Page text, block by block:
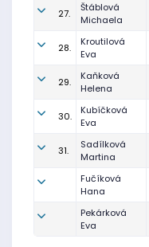
27.
Štáblová
Michaela
28.
Kroutilová
Eva
29.
Kaňková
Helena
30.
Kubíčková
Eva
31.
Sadílková
Martina
Fučíková
Hana
Pekárková
Eva